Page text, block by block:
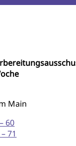
Main
60
71